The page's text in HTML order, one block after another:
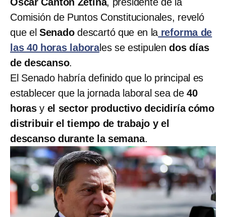
Comisión de Puntos Constitucionales, reveló
que el Senadodescartó que en la reforma de
las 40 horas laborales se estipulendos días
de descanso.
El Senado habría definido que lo principal es
establecer que la jornada laboral sea de 40
horasy el sector productivo decidiría cómo
distribuir el tiempo de trabajo y el
descanso durante la semana.